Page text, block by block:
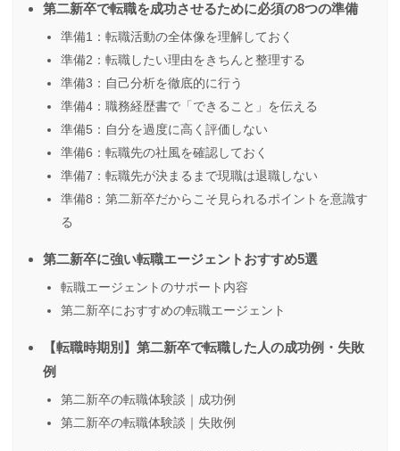
第二新卒で転職を成功させるために必須の8つの準備
準備1：転職活動の全体像を理解しておく
準備2：転職したい理由をきちんと整理する
準備3：自己分析を徹底的に行う
準備4：職務経歴書で「できること」を伝える
準備5：自分を過度に高く評価しない
準備6：転職先の社風を確認しておく
準備7：転職先が決まるまで現職は退職しない
準備8：第二新卒だからこそ見られるポイントを意識す
る
第二新卒に強い転職エージェントおすすめ5選
転職エージェントのサポート内容
第二新卒におすすめの転職エージェント
【転職時期別】第二新卒で転職した人の成功例・失敗
例
第二新卒の転職体験談｜成功例
第二新卒の転職体験談｜失敗例